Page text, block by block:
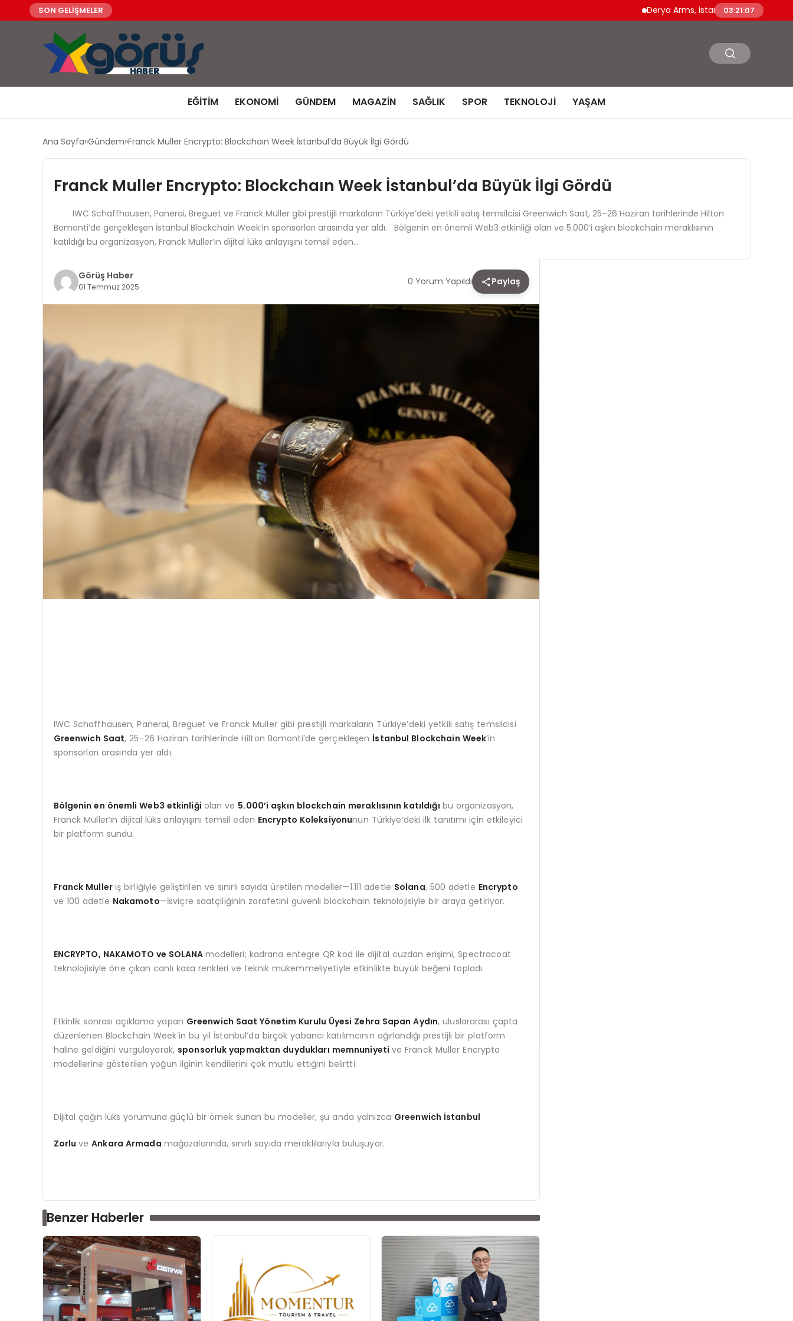
SON GELİŞMELER Derya Arms, İstanbul Prohunt 2026’da
03:21:08
EĞITIM EKONOMI GÜNDEM MAGAZIN SAĞLIK SPOR TEKNOLOJI YAŞAM
Ana Sayfa Gündem Franck Muller Encrypto: Blockchaın Week İstanbul’da Büyük İlgi Gördü
Franck Muller Encrypto: Blockchaın Week İstanbul’da Büyük İlgi Gördü
IWC Schaffhausen, Panerai, Breguet ve Franck Muller gibi prestijli markaların Türkiye’deki yetkili satış temsilcisi Greenwich Saat, 25–26 Haziran tarihlerinde Hilton
Bomonti’de gerçekleşen İstanbul Blockchain Week’in sponsorları arasında yer aldı. Bölgenin en önemli Web3 etkinliği olan ve 5.000’i aşkın blockchain meraklısının
katıldığı bu organizasyon, Franck Muller’ın dijital lüks anlayışını temsil eden…
Görüş Haber
01 Temmuz 2025 0 Yorum Yapıldı Paylaş
IWC Schaffhausen, Panerai, Breguet ve Franck Muller gibi prestijli markaların Türkiye’deki yetkili satış temsilcisi
Greenwich Saat, 25–26 Haziran tarihlerinde Hilton Bomonti’de gerçekleşen İstanbul Blockchain Week’in
sponsorları arasında yer aldı.
Bölgenin en önemli Web3 etkinliği olan ve 5.000’i aşkın blockchain meraklısının katıldığı bu organizasyon,
Franck Muller’ın dijital lüks anlayışını temsil eden Encrypto Koleksiyonunun Türkiye’deki ilk tanıtımı için etkileyici
bir platform sundu.
Franck Muller iş birliğiyle geliştirilen ve sınırlı sayıda üretilen modeller—1.111 adetle Solana, 500 adetle Encrypto
ve 100 adetle Nakamoto—İsviçre saatçiliğinin zarafetini güvenli blockchain teknolojisiyle bir araya getiriyor.
ENCRYPTO, NAKAMOTO ve SOLANAmodelleri; kadrana entegre QR kod ile dijital cüzdan erişimi, Spectracoat
teknolojisiyle öne çıkan canlı kasa renkleri ve teknik mükemmeliyetiyle etkinlikte büyük beğeni topladı.
Etkinlik sonrası açıklama yapan Greenwich Saat Yönetim Kurulu Üyesi Zehra Sapan Aydın, uluslararası çapta
düzenlenen Blockchain Week’in bu yıl İstanbul’da birçok yabancı katılımcının ağırlandığı prestijli bir platform
haline geldiğini vurgulayarak, sponsorluk yapmaktan duydukları memnuniyeti ve Franck Muller Encrypto
modellerine gösterilen yoğun ilginin kendilerini çok mutlu ettiğini belirtti.
Dijital çağın lüks yorumuna güçlü bir örnek sunan bu modeller, şu anda yalnızca Greenwich İstanbul
ZorluveAnkara Armada mağazalarında, sınırlı sayıda meraklılarıyla buluşuyor.
Benzer Haberler